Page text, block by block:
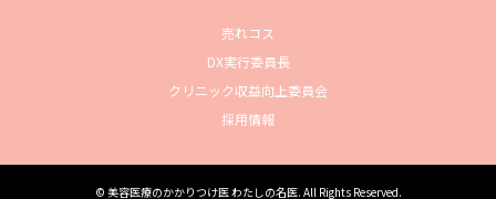
売れコス
DX実行委員長
クリニック収益向上委員会
採用情報
© 美容医療のかかりつけ医 わたしの名医. All Rights Reserved.